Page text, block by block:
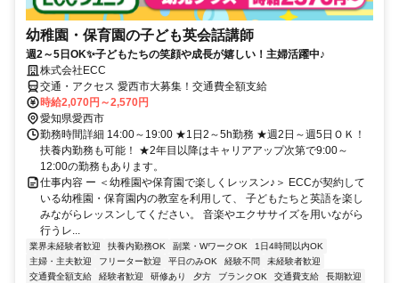
幼稚園・保育園の子ども英会話講師
週2～5日OK✨子どもたちの笑顔や成長が嬉しい！主婦活躍中♪
株式会社ECC
交通・アクセス 愛西市大募集！交通費全額支給
時給2,070円～2,570円
愛知県愛西市
勤務時間詳細 14:00～19:00 ★1日2～5h勤務 ★週2日～週5日ＯＫ！
扶養内勤務も可能！ ★2年目以降はキャリアアップ次第で9:00～
12:00の勤務もあります。
仕事内容 ー ＜幼稚園や保育園で楽しくレッスン♪＞ ECCが契約して
いる幼稚園・保育園内の教室を利用して、 子どもたちと英語を楽し
みながらレッスンしてください。 音楽やエクササイズを用いながら
行うレ...
業界未経験者歓迎 扶養内勤務OK 副業・WワークOK
1日4時間以内OK
主婦・主夫歓迎
フリーター歓迎 平日のみOK 経験不問
未経験者歓迎
交通費全額支給
経験者歓迎 研修あり 夕方 ブランクOK 交通費支給
長期歓迎